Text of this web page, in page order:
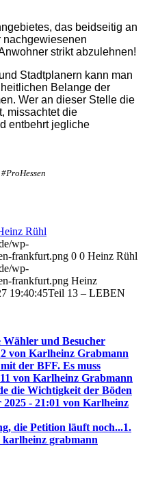
das beidseitig an
nachgewiesenen
strikt abzulehnen!
Stadtplanern kann man
Belange der
Wer an dieser Stelle die
missachtet die
entbehrt jegliche
Rühl
wp-
frankfurt.png 0 0 Heinz Rühl
wp-
frankfurt.png Heinz
19:40:45Teil 13 – LEBEN
Wähler und Besucher
von Karlheinz Grabmann
der BFF. Es muss
von Karlheinz Grabmann
die Wichtigkeit der Böden
2025 - 21:01 von Karlheinz
die Petition läuft noch...1.
karlheinz grabmann